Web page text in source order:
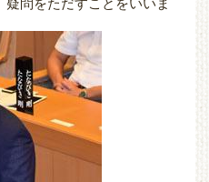
問をただすことをいいま